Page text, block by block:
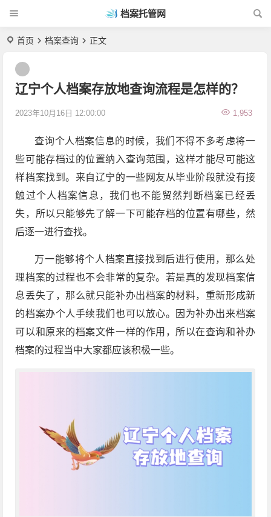
档案托管网
首页 档案查询 正文
辽宁个人档案存放地查询流程是怎样的？
2023年10月16日 12:00:00 1,953
查询个人档案信息的时候，我们不得不多考虑将一
些可能存档过的位置纳入查询范围，这样才能尽可能这
样档案找到。来自辽宁的一些网友从毕业阶段就没有接
触过个人档案信息，我们也不能贸然判断档案已经丢
失，所以只能够先了解一下可能存档的位置有哪些，然
后逐一进行查找。
万一能够将个人档案直接找到后进行使用，那么处
理档案的过程也不会非常的复杂。若是真的发现档案信
息丢失了，那么就只能补办出档案的材料，重新形成新
的档案办个人手续我们也可以放心。因为补办出来档案
可以和原来的档案文件一样的作用，所以在查询和补办
档案的过程当中大家都应该积极一些。